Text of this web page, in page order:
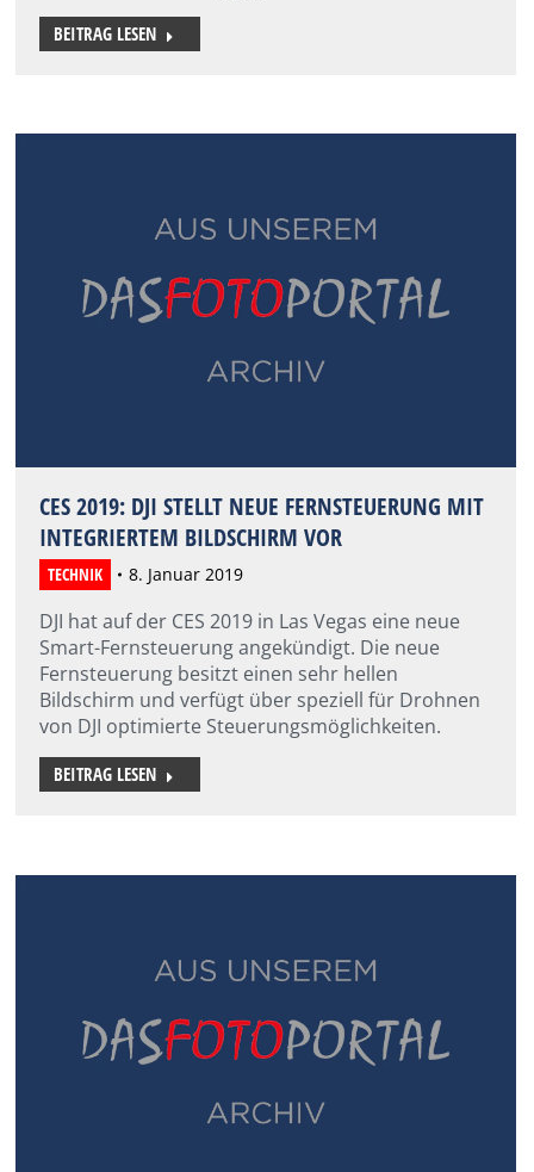
BEITRAG LESEN
CES 2019: DJI STELLT NEUE FERNSTEUERUNG MIT
INTEGRIERTEM BILDSCHIRM VOR
TECHNIK 8. Januar 2019
DJI hat auf der CES 2019 in Las Vegas eine neue
Smart-Fernsteuerung angekündigt. Die neue
Fernsteuerung besitzt einen sehr hellen
Bildschirm und verfügt über speziell für Drohnen
von DJI optimierte Steuerungsmöglichkeiten.
BEITRAG LESEN